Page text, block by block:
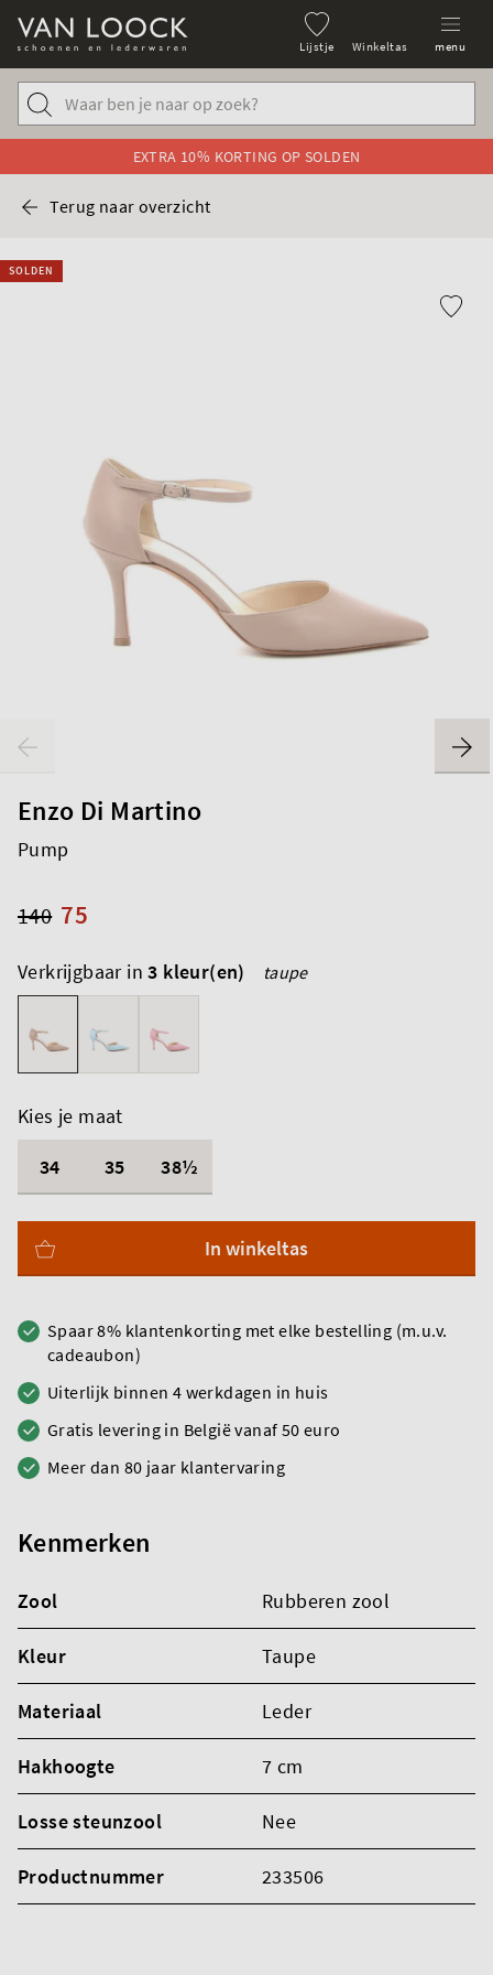
Lijstje Winkeltas menu
EXTRA 10% KORTING OP SOLDEN
Terug naar overzicht
SOLDEN
Enzo Di Martino
Pump
75
140
Verkrijgbaar in3 kleur(en) taupe
Kies je maat
34
35 38½
In winkeltas
Spaar 8% klantenkorting met elke bestelling (m.u.v.
cadeaubon)
Uiterlijk binnen 4 werkdagen in huis
Gratis levering in België vanaf 50 euro
Meer dan 80 jaar klantervaring
Kenmerken
Zool Rubberen zool
Kleur Taupe
Materiaal Leder
Hakhoogte 7 cm
Losse steunzool Nee
Productnummer 233506